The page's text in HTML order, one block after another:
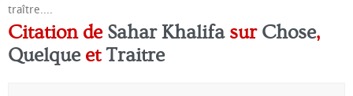
traître....
Citation de Sahar Khalifasur Chose,
QuelqueetTraitre